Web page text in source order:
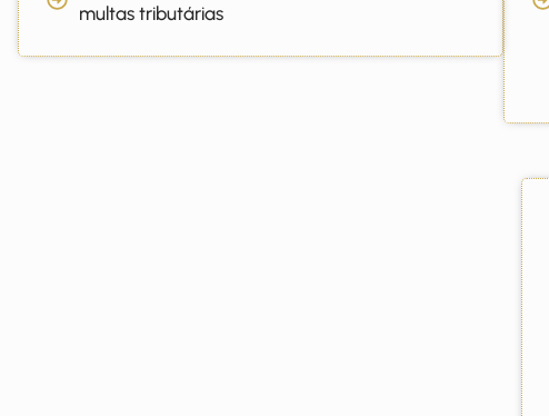
multas tributárias